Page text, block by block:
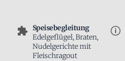
Speisebegleitung
Edelgeflügel, Braten,
Nudel­gerichte mit
Fleischragout